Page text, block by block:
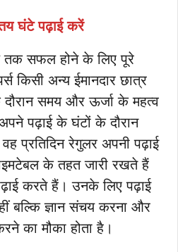
घंटे पढ़ाई करें
तक सफल होने के लिए पूरे
किसी अन्य ईमानदार छात्र
समय और ऊर्जा के महत्व
पढ़ाई के घंटों के दौरान
प्रतिदिन रेगुलर अपनी पढ़ाई
के तहत जारी रखते हैं
करते हैं। उनके लिए पढ़ाई
बल्कि ज्ञान संचय करना और
का मौका होता है।